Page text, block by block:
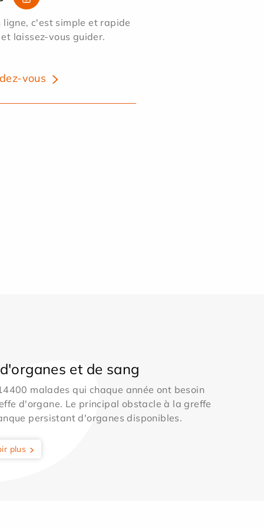
ligne, c'est simple et rapide
laissez-vous guider.
vous
et de sang
malades qui chaque année ont besoin
d'organe. Le principal obstacle à la greffe
persistant d'organes disponibles.
plus